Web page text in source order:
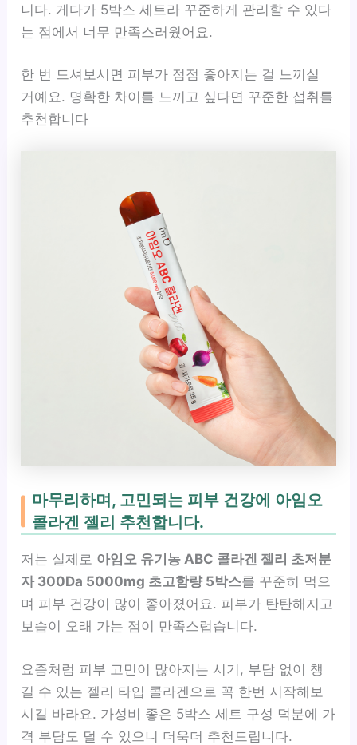
니다. 게다가 5박스 세트라 꾸준하게 관리할 수 있다
는 점에서 너무 만족스러웠어요.
한 번 드셔보시면 피부가 점점 좋아지는 걸 느끼실
거예요. 명확한 차이를 느끼고 싶다면 꾸준한 섭취를
추천합니다
마무리하며, 고민되는 피부 건강에 아임오
콜라겐 젤리 추천합니다.
저는 실제로 아임오 유기농 ABC 콜라겐 젤리 초저분
자 300Da 5000mg 초고함량 5박스를 꾸준히 먹으
며 피부 건강이 많이 좋아졌어요. 피부가 탄탄해지고
보습이 오래 가는 점이 만족스럽습니다.
요즘처럼 피부 고민이 많아지는 시기, 부담 없이 챙
길 수 있는 젤리 타입 콜라겐으로 꼭 한번 시작해보
시길 바라요. 가성비 좋은 5박스 세트 구성 덕분에 가
격 부담도 덜 수 있으니 더욱더 추천드립니다.